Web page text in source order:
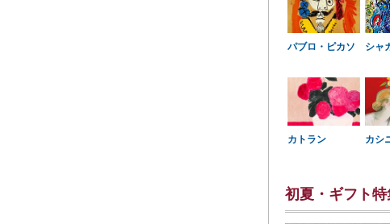
パブロ・ピカソ シャ
カトラン カシ
初夏・ギフト特